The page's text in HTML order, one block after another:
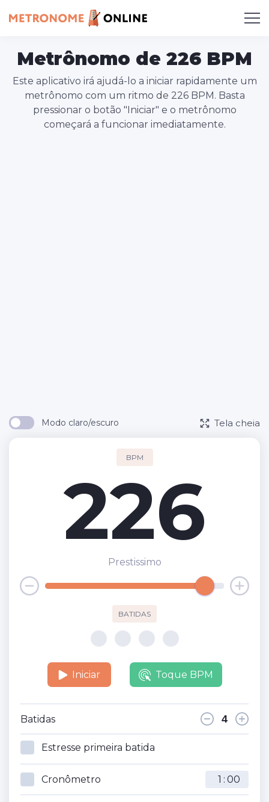
Metrônomo de 226 BPM
Este aplicativo irá ajudá-lo a iniciar rapidamente um
metrônomo com um ritmo de 226 BPM. Basta
pressionar o botão "Iniciar" e o metrônomo
começará a funcionar imediatamente.
Modo claro/escuro Tela cheia
BPM
226
Prestissimo
BATIDAS
Iniciar Toque BPM
Batidas
Estresse primeira batida
Cronômetro :